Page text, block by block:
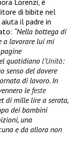
Lorenzi, è
di bibite nel
il padre in
“Nella bottega di
a lavorare lui mi
quotidiano l’Unità:
senso del dovere
di lavoro. In
le feste
di mille lire a serata,
dei bambini
una
e da allora non